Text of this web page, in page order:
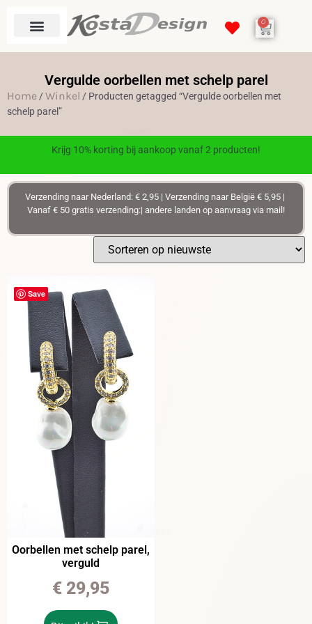
0
Vergulde oorbellen met schelp parel
Home /Winkel / Producten getagged “Vergulde oorbellen met
schelp parel”
Krijg 10% korting bij aankoop vanaf 2 producten!
Verzending naar Nederland: € 2,95 | Verzending naar België € 5,95 |
Vanaf € 50 gratis verzending:| andere landen op aanvraag via mail!
Save
Oorbellen met schelp parel,
verguld
€29,95